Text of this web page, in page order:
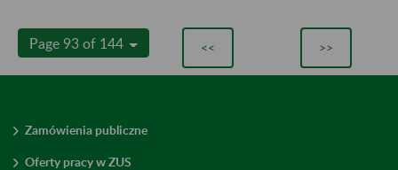
Page 93 of 144 << >>
Zamówienia publiczne
Oferty pracy w ZUS